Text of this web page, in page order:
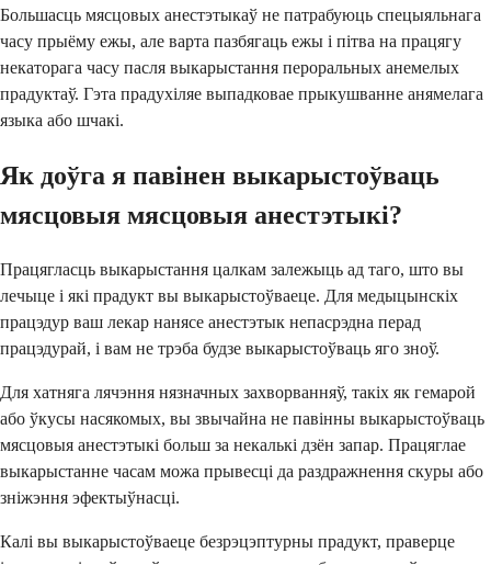
Большасць мясцовых анестэтыкаў не патрабуюць спецыяльнага
часу прыёму ежы, але варта пазбягаць ежы і пітва на працягу
некаторага часу пасля выкарыстання пероральных анемелых
прадуктаў. Гэта прадухіляе выпадковае прыкушванне анямелага
языка або шчакі.
Як доўга я павінен выкарыстоўваць
мясцовыя мясцовыя анестэтыкі?
Працягласць выкарыстання цалкам залежыць ад таго, што вы
лечыце і які прадукт вы выкарыстоўваеце. Для медыцынскіх
працэдур ваш лекар нанясе анестэтык непасрэдна перад
працэдурай, і вам не трэба будзе выкарыстоўваць яго зноў.
Для хатняга лячэння нязначных захворванняў, такіх як гемарой
або ўкусы насякомых, вы звычайна не павінны выкарыстоўваць
мясцовыя анестэтыкі больш за некалькі дзён запар. Працяглае
выкарыстанне часам можа прывесці да раздражнення скуры або
зніжэння эфектыўнасці.
Калі вы выкарыстоўваеце безрэцэптурны прадукт, праверце